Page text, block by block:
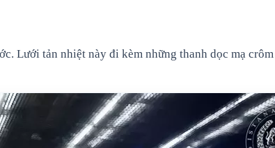
Lưới tản nhiệt này đi kèm những thanh dọc mạ